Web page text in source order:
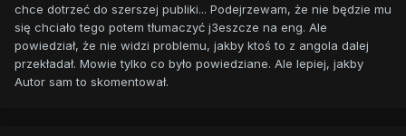
chce dotrzeć do szerszej publiki... Podejrzewam, że nie będzie mu
się chciało tego potem tłumaczyć j3eszcze na eng. Ale
powiedział, że nie widzi problemu, jakby ktoś to z angola dalej
przekładał. Mowie tylko co było powiedziane. Ale lepiej, jakby
Autor sam to skomentował.